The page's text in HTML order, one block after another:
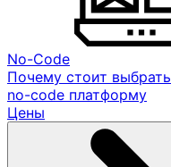
No-Code
Почему стоит выбрать
no-code платформу
Цены